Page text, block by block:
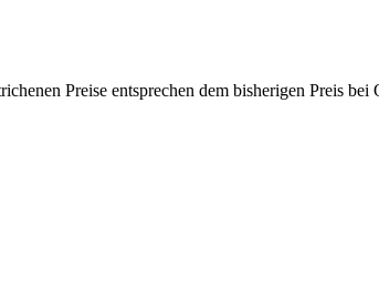
Preise entsprechen dem bisherigen Preis bei